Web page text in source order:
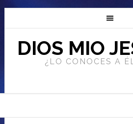
DIOS MIO
¿LO CONOCES A